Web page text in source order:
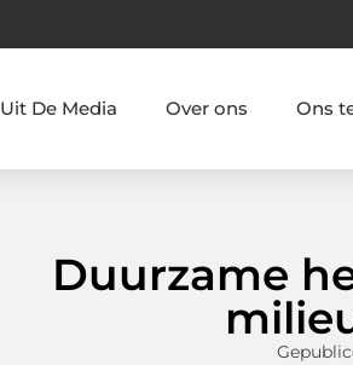
Uit De Media Over ons Ons
Duurzame